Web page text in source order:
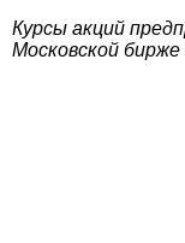
Курсы акций
Московской бирже